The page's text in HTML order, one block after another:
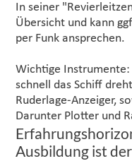
In seiner
Übersicht und kann
per Funk ansprechen.
Wichtige Instrumente:
schnell das Schiff
Ruderlage-Anzeiger,
Darunter Plotter und
Ausbildung ist